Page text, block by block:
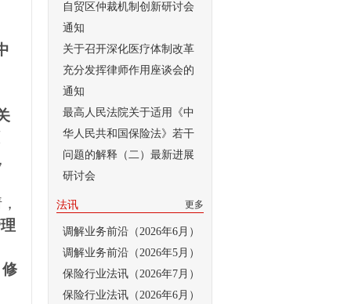
自贸区仲裁机制创新研讨会
通知
关于召开深化医疗体制改革
充分发挥律师作用座谈会的
通知
最高人民法院关于适用《中
华人民共和国保险法》若干
问题的解释（二）最新进展
研讨会
更多
法讯
调解业务前沿（2026年6月）
调解业务前沿（2026年5月）
保险行业法讯（2026年7月）
保险行业法讯（2026年6月）